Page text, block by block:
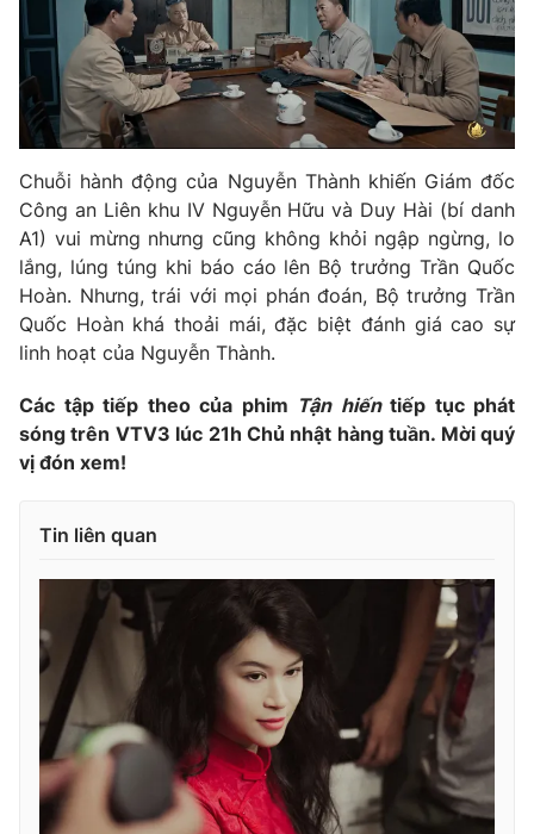
Chuỗi hành động của Nguyễn Thành khiến Giám đốc
Công an Liên khu IV Nguyễn Hữu và Duy Hài (bí danh
A1) vui mừng nhưng cũng không khỏi ngập ngừng, lo
lắng, lúng túng khi báo cáo lên Bộ trưởng Trần Quốc
Hoàn. Nhưng, trái với mọi phán đoán, Bộ trưởng Trần
Quốc Hoàn khá thoải mái, đặc biệt đánh giá cao sự
linh hoạt của Nguyễn Thành.
Các tập tiếp theo của phim Tận hiếntiếp tục phát
sóng trên VTV3 lúc 21h Chủ nhật hàng tuần. Mời quý
vị đón xem!
Tin liên quan